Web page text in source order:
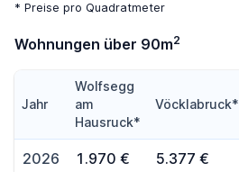
* Preise pro Quadratmeter
Wohnungen über 90m2
Jahr
Wolfsegg
am
Hausruck*
Vöcklabruck*
2026 1.970 € 5.377 €